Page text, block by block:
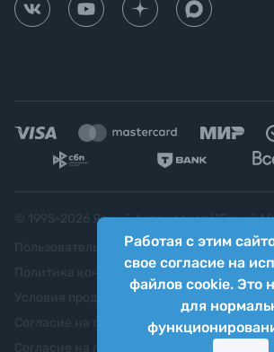
Работая с этим
свое согласие на
файлов cookie. Это
для
Яркий фотомаркет ("Яркий
Пользовательское соглашение
Политика конфиденциальности
Согласие на обработку персональных